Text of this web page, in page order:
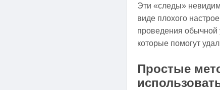
Эти «следы»
виде плохого
проведения обычной
которые помогут
Простые